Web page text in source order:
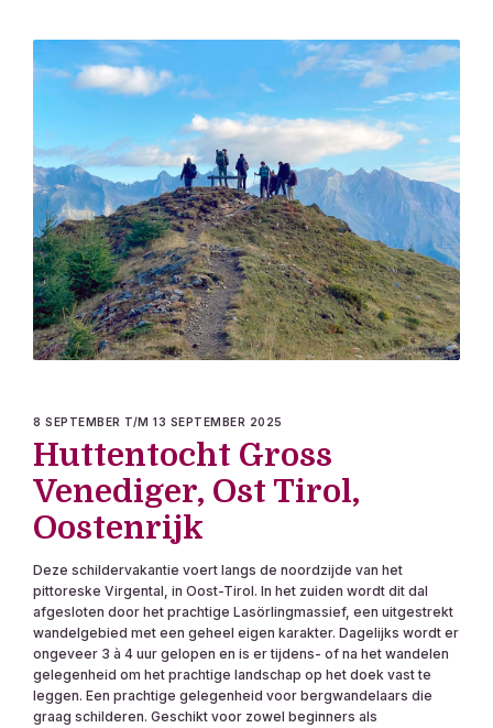
8 SEPTEMBER T/M 13 SEPTEMBER 2025
Huttentocht Gross
Venediger, Ost Tirol,
Oostenrijk
Deze schildervakantie voert langs de noordzijde van het
pittoreske Virgental, in Oost-Tirol. In het zuiden wordt dit dal
afgesloten door het prachtige Lasörlingmassief, een uitgestrekt
wandelgebied met een geheel eigen karakter. Dagelijks wordt er
ongeveer 3 à 4 uur gelopen en is er tijdens- of na het wandelen
gelegenheid om het prachtige landschap op het doek vast te
leggen. Een prachtige gelegenheid voor bergwandelaars die
graag schilderen. Geschikt voor zowel beginners als